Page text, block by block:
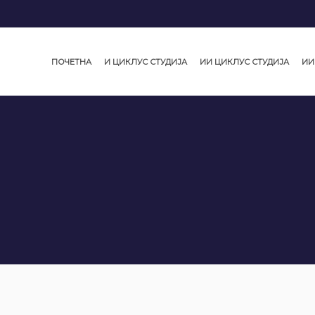
ПОЧЕТНА И ЦИКЛУС СТУДИЈА ИИ ЦИКЛУС СТУДИЈА